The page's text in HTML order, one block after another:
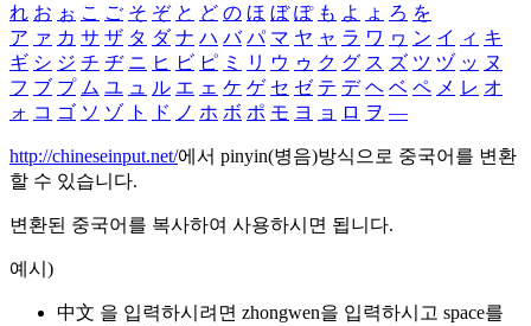
れ お ぉ こ ご そ ぞ と ど の ほ ぼ ぽ も よ ょ ろ を
ア ァ カ サ ザ タ ダ ナ ハ バ パ マ ヤ ャ ラ ワ ヮ ン イ ィ キ
ギ シ ジ チ ヂ ニ ヒ ビ ピ ミ リ ウ ゥ ク グ ス ズ ツ ヅ ッ ヌ
フ ブ プ ム ユ ュ ル エ ェ ケ ゲ セ ゼ テ デ ヘ ベ ペ メ レ オ
ォ コ ゴ ソ ゾ ト ド ノ ホ ボ ポ モ ヨ ョ ロ ヲ ―
http://chineseinput.net/에서 pinyin(병음)방식으로 중국어를 변환
할 수 있습니다.
변환된 중국어를 복사하여 사용하시면 됩니다.
예시)
中文 을 입력하시려면 zhongwen을 입력하시고 space를